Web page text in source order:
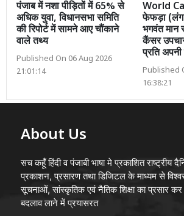
पंजाब में नशा पीड़ितों में 65% से
अधिक युवा, विधानसभा समिति
की रिपोर्ट में सामने आए चौंकाने
वाले तथ्य
Published On 06 Aug 2026
21:01:14
World
फेफड़ा
भगवंत मान
कैंसर
प्रति अपनी
Published
16:38:21
About Us
सच कहूँ हिंदी व पंजाबी भाषा मे प्रकाशित राष्ट्रीय
प्रकाशन, प्रसारण तथा डिजिटल के माध्यम से
सूचनाओं, सांस्कृतिक एवं नैतिक शिक्षा का प्रसार
बदलाव लाने में प्रयासरत